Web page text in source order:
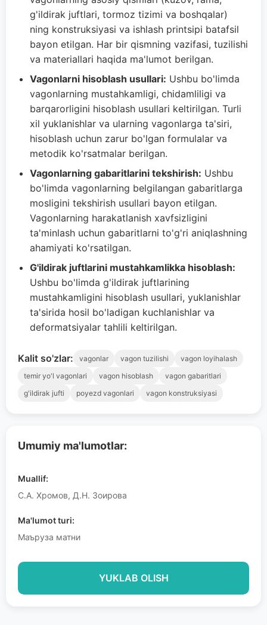
Umumiy ma'lumotlar:
Muallif:
С.А. Хромов, Д.Н. Зоирова
Ma'lumot turi:
Маъруза матни
YUKLAB OLISH
g'ildirak juftlari, tormoz tizimi va boshqalar)
ning konstruksiyasi va ishlash printsipi batafsil
bayon etilgan. Har bir qismning vazifasi, tuzilishi
va materiallari haqida ma'lumot berilgan.
Vagonlarni hisoblash usullari: Ushbu bo'limda
vagonlarning mustahkamligi, chidamliligi va
barqarorligini hisoblash usullari keltirilgan. Turli
xil yuklanishlar va ularning vagonlarga ta'siri,
hisoblash uchun zarur bo'lgan formulalar va
metodik ko'rsatmalar berilgan.
Vagonlarning gabaritlarini tekshirish: Ushbu
bo'limda vagonlarning belgilangan gabaritlarga
mosligini tekshirish usullari bayon etilgan.
Vagonlarning harakatlanish xavfsizligini
ta'minlash uchun gabaritlarni to'g'ri aniqlashning
ahamiyati ko'rsatilgan.
G'ildirak juftlarini mustahkamlikka hisoblash:
Ushbu bo'limda g'ildirak juftlarining
mustahkamligini hisoblash usullari, yuklanishlar
ta'sirida hosil bo'ladigan kuchlanishlar va
deformatsiyalar tahlili keltirilgan.
Kalit so'zlar: vagonlar vagon tuzilishi
vagon loyihalash
temir yo'l vagonlari
vagon hisoblash
vagon gabaritlari
g'ildirak jufti
poyezd vagonlari vagon konstruksiyasi